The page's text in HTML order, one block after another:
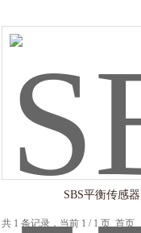
SBS平衡传感器
共 1 条记录，当前 1 / 1 页 首